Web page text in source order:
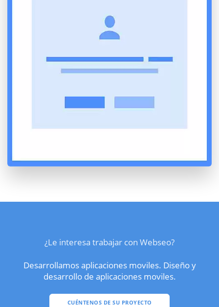
¿Le interesa trabajar con Webseo?
Desarrollamos aplicaciones moviles. Diseño y
desarrollo de aplicaciones moviles.
CUÉNTENOS DE SU PROYECTO